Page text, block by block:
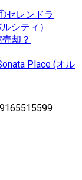
レンドラ
シティ）
却？
Place (オル